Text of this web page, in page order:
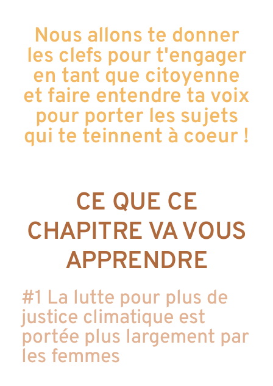
Nous allons te donner
les clefs pour t'engager
en tant que citoyenne
et faire entendre ta voix
pour porter les sujets
qui te teinnent à coeur !
CE QUE CE
CHAPITRE VA VOUS
APPRENDRE
#1 La lutte pour plus de
justice climatique est
portée plus largement par
les femmes